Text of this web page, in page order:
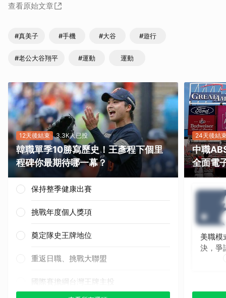
查看原始文章
#真美子 #手機 #大谷 #遊行
#老公大谷翔平 #運動 運動
12天後結束 3.3K人已投
韓職單季10勝寫歷史！王彥程下個里
程碑你最期待哪一幕？
保持整季健康出賽
挑戰年度個人獎項
奠定隊史王牌地位
重返日職、挑戰大聯盟
國際賽擔綱台灣王牌主投
24天後結
中職
全面電
美職模
決，爭